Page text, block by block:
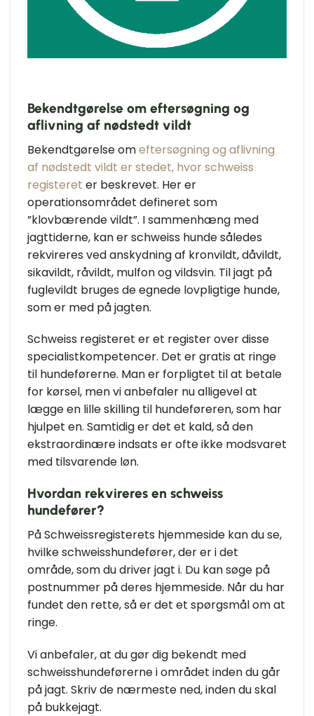
Bekendtgørelse om eftersøgning og
aflivning af nødstedt vildt
Bekendtgørelse omeftersøgning og aflivning
af nødstedt vildt er stedet, hvor schweiss
registeret er beskrevet. Her er
operationsområdet defineret som
”klovbærende vildt”. I sammenhæng med
jagttiderne, kan er schweiss hunde således
rekvireres ved anskydning af kronvildt, dåvildt,
sikavildt, råvildt, mulfon og vildsvin. Til jagt på
fuglevildt bruges de egnede lovpligtige hunde,
som er med på jagten.
Schweiss registeret er et register over disse
specialistkompetencer. Det er gratis at ringe
til hundeførerne. Man er forpligtet til at betale
for kørsel, men vi anbefaler nu alligevel at
lægge en lille skilling til hundeføreren, som har
hjulpet en. Samtidig er det et kald, så den
ekstraordinære indsats er ofte ikke modsvaret
med tilsvarende løn.
Hvordan rekvireres en schweiss
hundefører?
På Schweissregisterets hjemmeside kan du se,
hvilke schweisshundefører, der er i det
område, som du driver jagt i. Du kan søge på
postnummer på deres hjemmeside. Når du har
fundet den rette, så er det et spørgsmål om at
ringe.
Vi anbefaler, at du gør dig bekendt med
schweisshundeførerne i området inden du går
på jagt. Skriv de nærmeste ned, inden du skal
på bukkejagt.